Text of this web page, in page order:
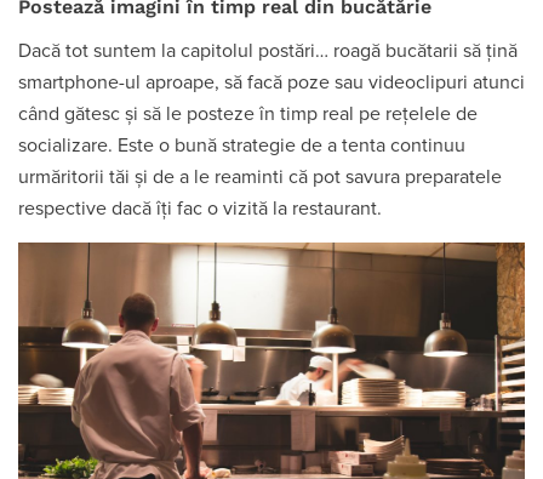
Postează imagini în timp real din bucătărie
Dacă tot suntem la capitolul postări… roagă bucătarii să țină
smartphone-ul aproape, să facă poze sau videoclipuri atunci
când gătesc și să le posteze în timp real pe rețelele de
socializare. Este o bună strategie de a tenta continuu
urmăritorii tăi și de a le reaminti că pot savura preparatele
respective dacă îți fac o vizită la restaurant.